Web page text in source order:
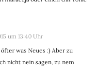
um 13:40 Uhr
was Neues :) Aber zu
nicht nein sagen, zu nem